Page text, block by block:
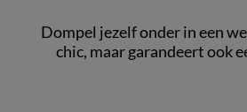
Dompel jezelf onder in een
chic, maar garandeert ook